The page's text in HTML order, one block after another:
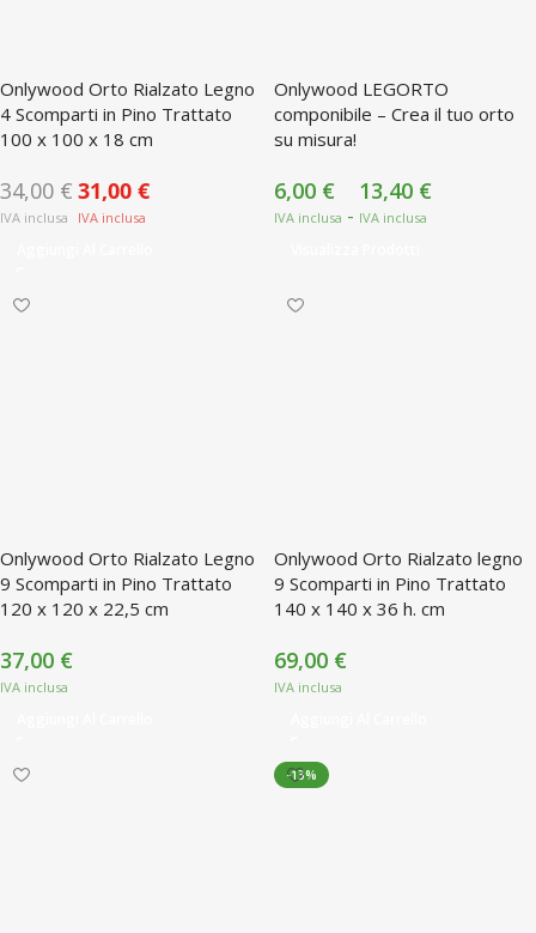
Onlywood Orto Rialzato Legno
4 Scomparti in Pino Trattato
100 x 100 x 18 cm
34,00 € 31,00 €
Onlywood LEGORTO
componibile – Crea il tuo orto
su misura!
6,00 €
-
13,40 €
Onlywood Orto Rialzato Legno
9 Scomparti in Pino Trattato
120 x 120 x 22,5 cm
37,00 €
Onlywood Orto Rialzato legno
9 Scomparti in Pino Trattato
140 x 140 x 36 h. cm
69,00 €
-13%